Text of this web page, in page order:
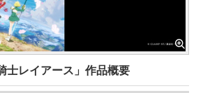
士レイアース」作品概要